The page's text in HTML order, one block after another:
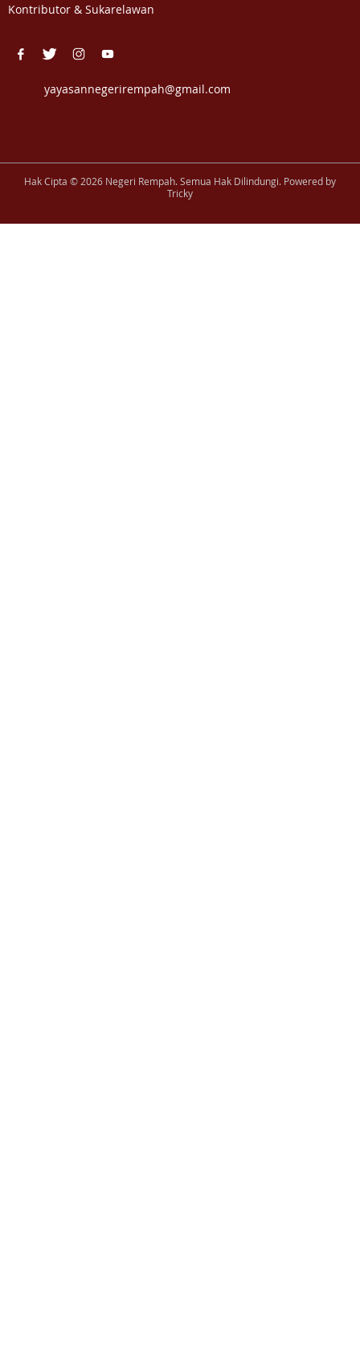
Kontributor & Sukarelawan
yayasannegerirempah@gmail.com
Hak Cipta © 2026 Negeri Rempah. Semua Hak Dilindungi. Powered by
Tricky